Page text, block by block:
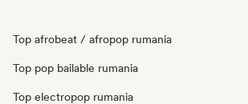
Top afrobeat / afropop rumania
Top pop bailable rumania
Top electropop rumania